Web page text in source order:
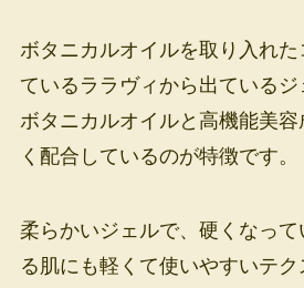
ボタニカルオイルを取り入れ
ているララヴィから出ているジ
ボタニカルオイルと高機能美容
く配合しているのが特徴です。
柔らかいジェルで、硬くなっ
る肌にも軽くて使いやすいテク